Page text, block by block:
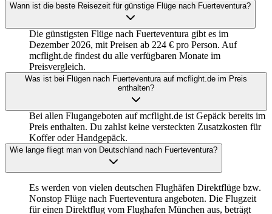
Wann ist die beste Reisezeit für günstige Flüge nach Fuerteventura?
Die günstigsten Flüge nach Fuerteventura gibt es im
Dezember 2026, mit Preisen ab 224 € pro Person. Auf
mcflight.de findest du alle verfügbaren Monate im
Preisvergleich.
Was ist bei Flügen nach Fuerteventura auf mcflight.de im Preis
enthalten?
Bei allen Flugangeboten auf mcflight.de ist Gepäck bereits im
Preis enthalten. Du zahlst keine versteckten Zusatzkosten für
Koffer oder Handgepäck.
Wie lange fliegt man von Deutschland nach Fuerteventura?
Es werden von vielen deutschen Flughäfen Direktflüge bzw.
Nonstop Flüge nach Fuerteventura angeboten. Die Flugzeit
für einen Direktflug vom Flughafen München aus, beträgt